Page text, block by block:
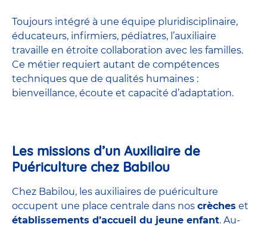
Toujours intégré à une équipe pluridisciplinaire,
éducateurs, infirmiers, pédiatres, l’auxiliaire
travaille en étroite collaboration avec les familles.
Ce métier requiert autant de compétences
techniques que de qualités humaines :
bienveillance, écoute et capacité d’adaptation.
Les missions d’un Auxiliaire de
Puériculture chez Babilou
Chez Babilou, les auxiliaires de puériculture
occupent une place centrale dans nos crèches et
établissements d’accueil du jeune enfant. Au-